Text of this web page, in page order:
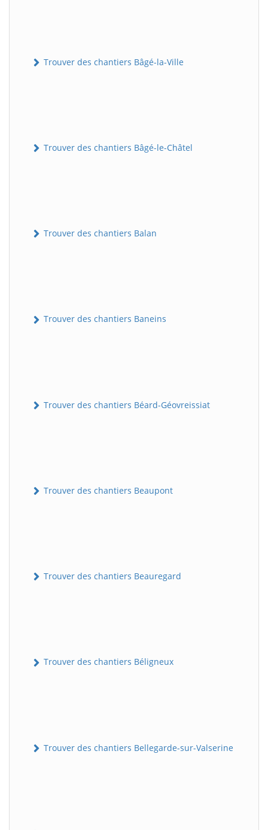
Trouver des chantiers Bâgé-la-Ville
Trouver des chantiers Bâgé-le-Châtel
Trouver des chantiers Balan
Trouver des chantiers Baneins
Trouver des chantiers Béard-Géovreissiat
Trouver des chantiers Beaupont
Trouver des chantiers Beauregard
Trouver des chantiers Béligneux
Trouver des chantiers Bellegarde-sur-Valserine